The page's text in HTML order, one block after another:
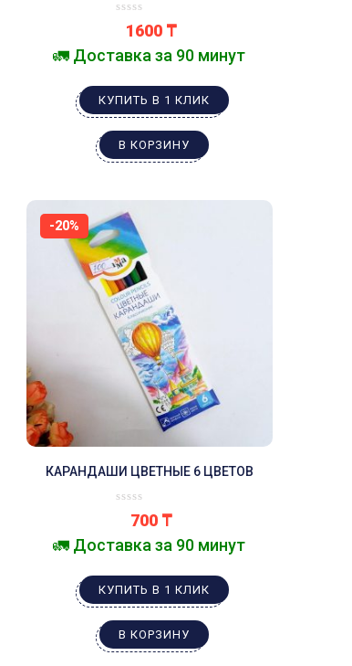
1600 ₸
🚛 Доставка за 90 минут
КУПИТЬ В 1 КЛИК
В КОРЗИНУ
-20%
КАРАНДАШИ ЦВЕТНЫЕ 6 ЦВЕТОВ
700 ₸
🚛 Доставка за 90 минут
КУПИТЬ В 1 КЛИК
В КОРЗИНУ